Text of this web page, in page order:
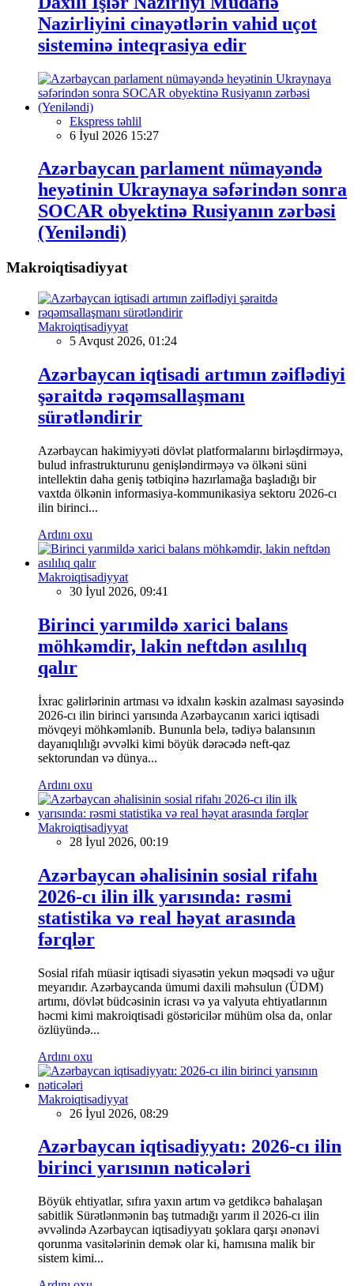
Nazirliyini cinayətlərin vahid uçot
sisteminə inteqrasiya edir
Ekspress təhlil
6 İyul 2026 15:27
Azərbaycan parlament nümayəndə
heyətinin Ukraynaya səfərindən sonra
SOCAR obyektinə Rusiyanın zərbəsi
(Yeniləndi)
Makroiqtisadiyyat
Makroiqtisadiyyat
5 Avqust 2026, 01:24
Azərbaycan iqtisadi artımın zəiflədiyi
şəraitdə rəqəmsallaşmanı
sürətləndirir
Azərbaycan hakimiyyəti dövlət platformalarını birləşdirməyə,
bulud infrastrukturunu genişləndirməyə və ölkəni süni
intellektin daha geniş tətbiqinə hazırlamağa başladığı bir
vaxtda ölkənin informasiya-kommunikasiya sektoru 2026-cı
ilin birinci...
Ardını oxu
Makroiqtisadiyyat
30 İyul 2026, 09:41
Birinci yarımildə xarici balans
möhkəmdir, lakin neftdən asılılıq
qalır
İxrac gəlirlərinin artması və idxalın kəskin azalması sayəsində
2026-cı ilin birinci yarısında Azərbaycanın xarici iqtisadi
mövqeyi möhkəmlənib. Bununla belə, tədiyə balansının
dayanıqlılığı əvvəlki kimi böyük dərəcədə neft-qaz
sektorundan və dünya...
Ardını oxu
Makroiqtisadiyyat
28 İyul 2026, 00:19
Azərbaycan əhalisinin sosial rifahı
2026-cı ilin ilk yarısında: rəsmi
statistika və real həyat arasında
fərqlər
Sosial rifah müasir iqtisadi siyasətin yekun məqsədi və uğur
meyarıdır. Azərbaycanda ümumi daxili məhsulun (ÜDM)
artımı, dövlət büdcəsinin icrası və ya valyuta ehtiyatlarının
həcmi kimi makroiqtisadi göstəricilər mühüm olsa da, onlar
özlüyündə...
Ardını oxu
Makroiqtisadiyyat
26 İyul 2026, 08:29
Azərbaycan iqtisadiyyatı: 2026-cı ilin
birinci yarısının nəticələri
Böyük ehtiyatlar, sıfıra yaxın artım və getdikcə bahalaşan
sabitlik Sürətlənmənin baş tutmadığı yarım il 2026-cı ilin
əvvəlində Azərbaycan iqtisadiyyatı şoklara qarşı ənənəvi
qorunma vasitələrinin demək olar ki, hamısına malik bir
sistem kimi...